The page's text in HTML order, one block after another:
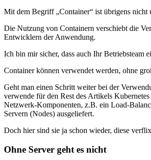
Mit dem Begriff „Container“ ist übrigens nicht
Die Nutzung von Containern verschiebt die
Entwicklern der Anwendung.
Ich bin mir sicher, dass auch Ihr Betriebsteam
Container können verwendet werden, ohne
Geht man einen Schritt weiter bei der
verwende für den Rest des Artikels
Netzwerk-Komponenten, z.B. ein Load-
Servern (Nodes) ausgeliefert.
Doch hier sind sie ja schon wieder, diese
Ohne Server geht es nicht